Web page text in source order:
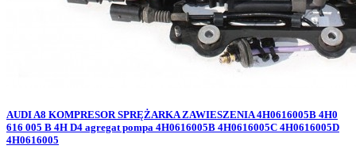
AUDI A8 KOMPRESOR SPRĘŻARKA ZAWIESZENIA 4H0616005B 4H0
616 005 B 4H D4 agregat pompa 4H0616005B 4H0616005C 4H0616005D
4H0616005